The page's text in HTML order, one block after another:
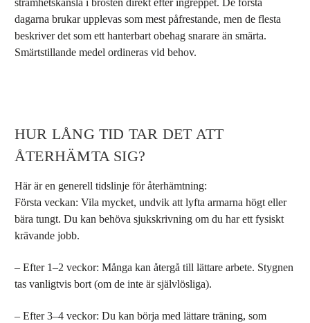
stramhetskänsla i brösten direkt efter ingreppet. De första
dagarna brukar upplevas som mest påfrestande, men de flesta
beskriver det som ett hanterbart obehag snarare än smärta.
Smärtstillande medel ordineras vid behov.
HUR LÅNG TID TAR DET ATT
ÅTERHÄMTA SIG?
Här är en generell tidslinje för återhämtning:
Första veckan: Vila mycket, undvik att lyfta armarna högt eller
bära tungt. Du kan behöva sjukskrivning om du har ett fysiskt
krävande jobb.
– Efter 1–2 veckor: Många kan återgå till lättare arbete. Stygnen
tas vanligtvis bort (om de inte är självlösliga).
– Efter 3–4 veckor: Du kan börja med lättare träning, som